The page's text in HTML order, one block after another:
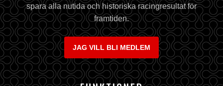
spara alla nutida och historiska racingresultat för
framtiden.
JAG VILL BLI MEDLEM